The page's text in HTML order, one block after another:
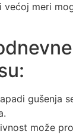
većoj meri
gušenja
može